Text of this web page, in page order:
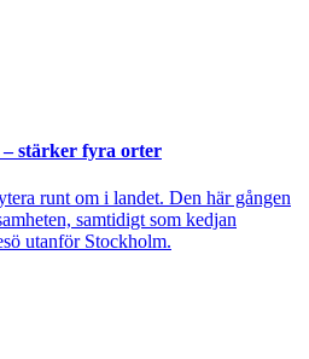
stärker fyra orter
runt om i landet. Den här gången
samtidigt som kedjan
utanför Stockholm.